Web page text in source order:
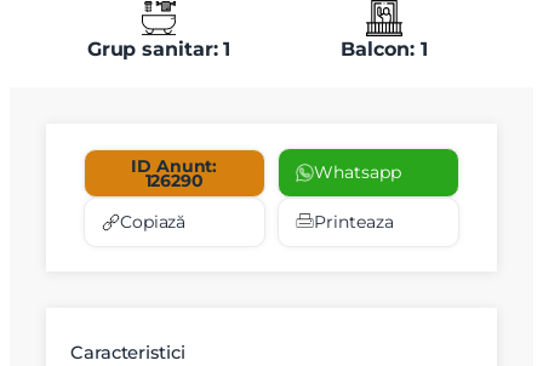
Grup sanitar: 1 Balcon: 1
ID Anunt:
126290 Whatsapp
Copiază Printeaza
Caracteristici